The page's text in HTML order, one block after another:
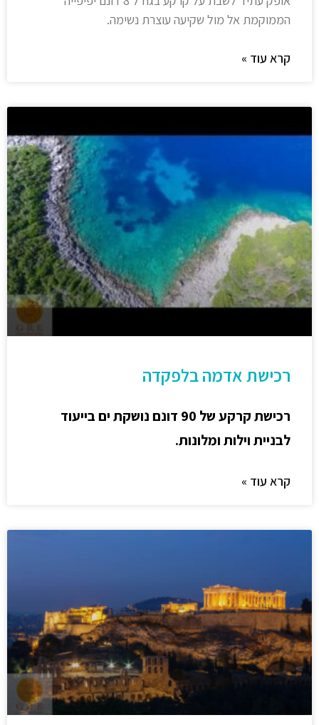
הממוקמת אל מול שקיעה עוצרת נשימה.​
קרא עוד »
רכישת אדמה בלפקדה
רכישת קרקע של 90 דונם נושקת ים בייעוד
לבניית וילות ומלונות.
קרא עוד »